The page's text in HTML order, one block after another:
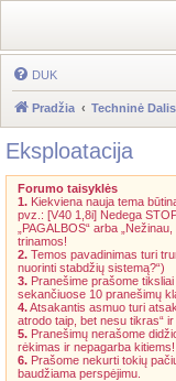
DUK
Pradžia Techninė Dalis
Eksploatacija
Forumo taisyklės
1. Kiekviena nauja tema
pvz.: [V40 1,8i] Nedega
„PAGALBOS“ arba
trinamos!
2. Temos pavadinimas turi
nuorinti stabdžių sistemą?“)
3. Pranešime prašome
sekančiuose 10 pranešimų
4.Atsakantis asmuo turi
atrodo taip, bet nesu tikras“
5. Pranešimų nerašome
rėkimas ir nepagarba kitiems!
6. Prašome nekurti tokių
baudžiama perspėjimu.